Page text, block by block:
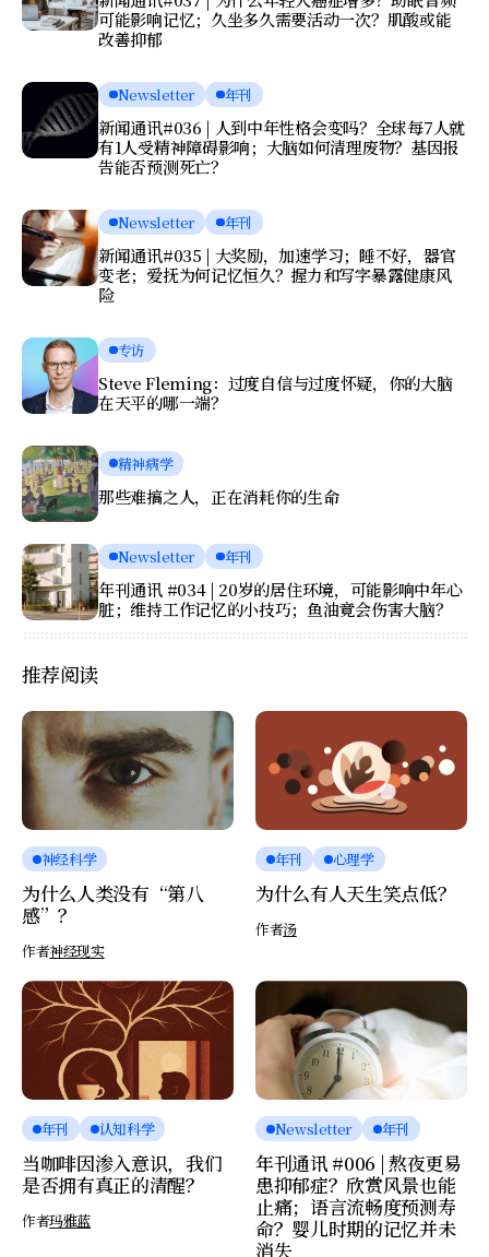
可能影响记忆；久坐多久需要活动一次？肌酸或能
改善抑郁
Newsletter 年刊
新闻通讯#036 | 人到中年性格会变吗？全球每7人就
有1人受精神障碍影响；大脑如何清理废物？基因报
告能否预测死亡？
Newsletter 年刊
新闻通讯#035 | 大奖励，加速学习；睡不好，器官
变老；爱抚为何记忆恒久？握力和写字暴露健康风
险
专访
Steve Fleming：过度自信与过度怀疑，你的大脑
在天平的哪一端？
精神病学
那些难搞之人，正在消耗你的生命
Newsletter 年刊
年刊通讯 #034 | 20岁的居住环境，可能影响中年心
脏；维持工作记忆的小技巧；鱼油竟会伤害大脑？
推荐阅读
神经科学
为什么人类没有“第八
感”？
作者神经现实
年刊 心理学
为什么有人天生笑点低？
作者汤
年刊 认知科学
当咖啡因渗入意识，我们
是否拥有真正的清醒？
作者玛雅蓝
Newsletter 年刊
年刊通讯 #006 | 熬夜更易
患抑郁症？欣赏风景也能
止痛；语言流畅度预测寿
命？婴儿时期的记忆并未
消失